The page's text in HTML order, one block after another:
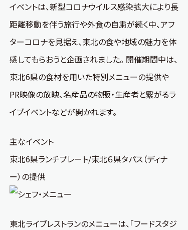
イベントは、新型コロナウイルス感染拡大により長
距離移動を伴う旅行や外食の自粛が続く中、アフ
ターコロナを見据え、東北の食や地域の魅力を体
感してもらおうと企画されました。 開催期間中は、
東北6県の食材を用いた特別メニューの提供や
PR映像の放映、名産品の物販・生産者と繋がるラ
イブイベントなどが開かれます。
主なイベント
東北6県ランチプレート/東北６県タパス（ディナ
ー）の提供
東北ライブレストランのメニューは、「フードスタジ